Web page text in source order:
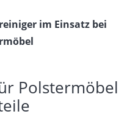
im Einsatz bei
Polstermöbel